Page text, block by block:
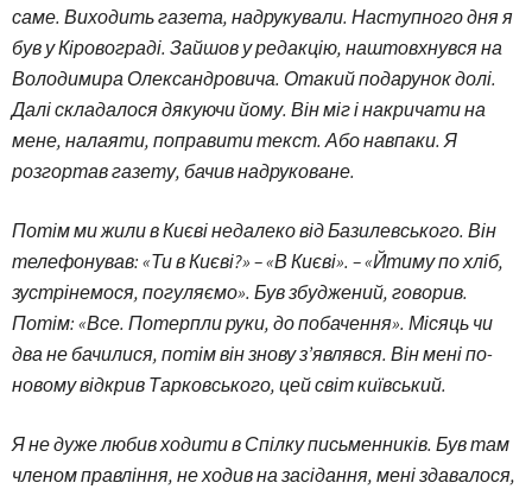
саме. Виходить газета, надрукували. Наступного дня я
був у Кіровограді. Зайшов у редакцію, наштовхнувся на
Володимира Олександровича. Отакий подарунок долі.
Далі складалося дякуючи йому. Він міг і накричати на
мене, налаяти, поправити текст. Або навпаки. Я
розгортав газету, бачив надруковане.
Потім ми жили в Києві недалеко від Базилевського. Він
телефонував: «Ти в Києві?» – «В Києві». – «Йтиму по хліб,
зустрінемося, погуляємо». Був збуджений, говорив.
Потім: «Все. Потерпли руки, до побачення». Місяць чи
два не бачилися, потім він знову з’являвся. Він мені по-
новому відкрив Тарковського, цей світ київський.
Я не дуже любив ходити в Спілку письменників. Був там
членом правління, не ходив на засідання, мені здавалося,